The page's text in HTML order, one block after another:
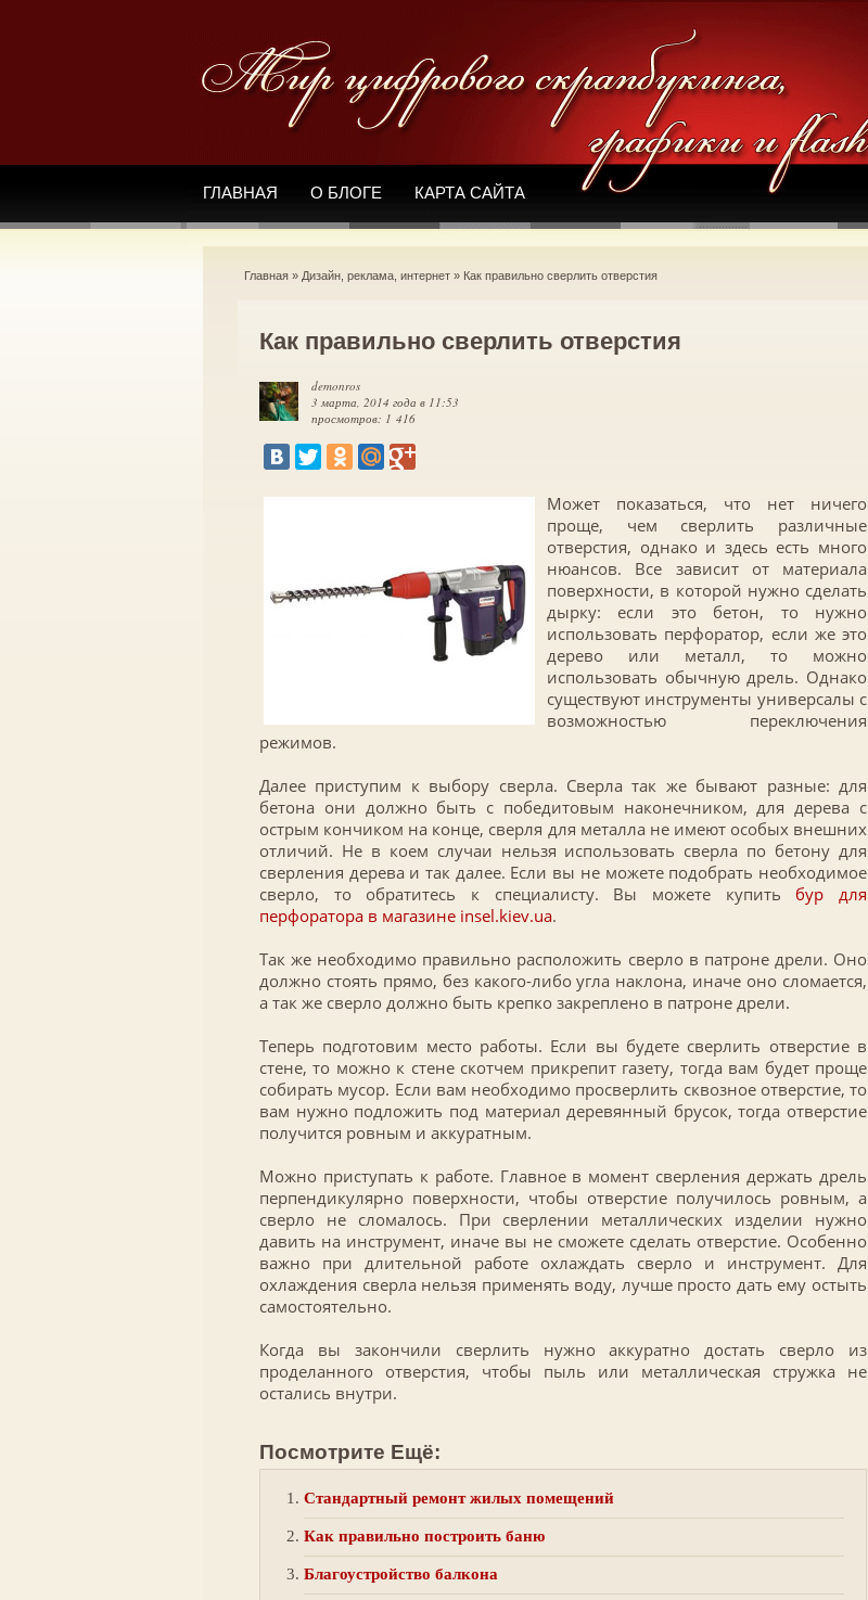
ГЛАВНАЯ О БЛОГЕ КАРТА САЙТА
Главная » Дизайн, реклама, интернет » Как правильно сверлить отверстия
Как правильно сверлить отверстия
demonros
3 марта, 2014 года в 11:53
просмотров: 1 416
Может показаться, что нет ничего
проще, чем сверлить различные
отверстия, однако и здесь есть много
нюансов. Все зависит от материала
поверхности, в которой нужно сделать
дырку: если это бетон, то нужно
использовать перфоратор, если же это
дерево или металл, то можно
использовать обычную дрель. Однако
существуют инструменты универсалы с
возможностью переключения
режимов.
Далее приступим к выбору сверла. Сверла так же бывают разные: для
бетона они должно быть с победитовым наконечником, для дерева с
острым кончиком на конце, сверля для металла не имеют особых внешних
отличий. Не в коем случаи нельзя использовать сверла по бетону для
сверления дерева и так далее. Если вы не можете подобрать необходимое
сверло, то обратитесь к специалисту. Вы можете купитьбур для
перфоратора в магазине insel.kiev.ua.
Так же необходимо правильно расположить сверло в патроне дрели. Оно
должно стоять прямо, без какого-либо угла наклона, иначе оно сломается,
а так же сверло должно быть крепко закреплено в патроне дрели.
Теперь подготовим место работы. Если вы будете сверлить отверстие в
стене, то можно к стене скотчем прикрепит газету, тогда вам будет проще
собирать мусор. Если вам необходимо просверлить сквозное отверстие, то
вам нужно подложить под материал деревянный брусок, тогда отверстие
получится ровным и аккуратным.
Можно приступать к работе. Главное в момент сверления держать дрель
перпендикулярно поверхности, чтобы отверстие получилось ровным, а
сверло не сломалось. При сверлении металлических изделии нужно
давить на инструмент, иначе вы не сможете сделать отверстие. Особенно
важно при длительной работе охлаждать сверло и инструмент. Для
охлаждения сверла нельзя применять воду, лучше просто дать ему остыть
самостоятельно.
Когда вы закончили сверлить нужно аккуратно достать сверло из
проделанного отверстия, чтобы пыль или металлическая стружка не
остались внутри.
Посмотрите Ещё:
Стандартный ремонт жилых помещений
Как правильно построить баню
Благоустройство балкона